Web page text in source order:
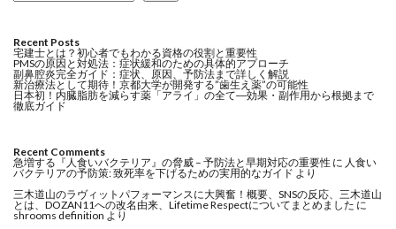
Recent Posts
宅建士とは？初心者でもわかる資格の役割と重要性
PMSの原因と対処法：症状緩和のための具体的アプローチ
副鼻腔炎完全ガイド：症状、原因、予防法まで詳しく解説
新治療法として期待！京都大学が開発する”歯生え薬”の可能性
日本初！内臓脂肪を減らす薬「アライ」の全て―効果・副作用から根拠まで
徹底ガイド
Recent Comments
急増する『人食いバクテリア』の脅威 – 予防法と早期対応の重要性 に 人食い
バクテリアの予防策: 致死率を下げるための実用的なガイド より
三木道山のラヴィットパフォーマンスに大興奮！概要、SNSの反応、三木道山
とは、DOZAN11への改名由来、Lifetime Respectについてまとめました に
shrooms definition より